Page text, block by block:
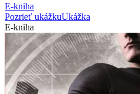
E-kniha
Pozrieť ukážkuUkážka
E-kniha